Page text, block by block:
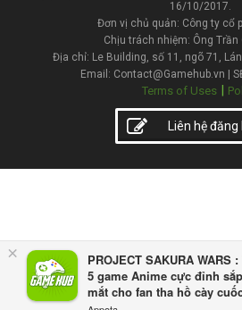
×
PROJECT SAKURA WARS
5 game Anime cực đỉnh
mắt cho fan tha hồ cày
16/10/2017.
Đơn vị chủ quản: Công ty cổ
Chịu trách nhiệm: Ông Trần
Địa chỉ: Le Building, số 11, ngõ 71,
Email: Contact@Gamehub.vn |
Terms of Uses |
Liên hệ đăng